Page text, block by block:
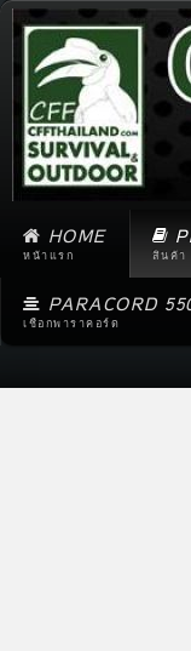
HOME
หน้าแรก สินค้า
PARACORD
เชือกพาราคอร์ด